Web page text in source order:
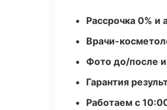
Рассрочка 0% и
Врачи-
Фото до/после
Гарантия
Работаем с